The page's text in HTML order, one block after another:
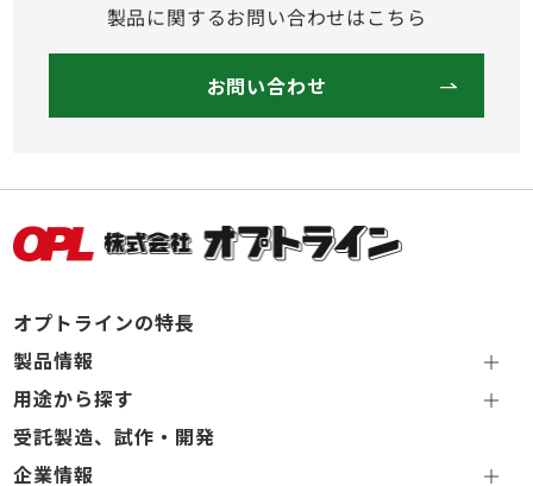
製品に関するお問い合わせはこちら
お問い合わせ
オプトラインの特長
製品情報
用途から探す
受託製造、試作・開発
企業情報